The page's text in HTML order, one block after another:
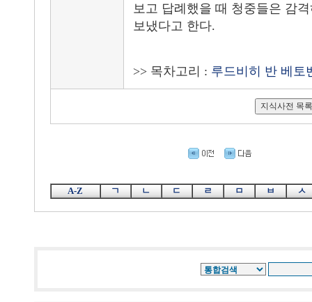
보고 답례했을 때 청중들은 감
보냈다고 한다.
>> 목차고리 : 루드비히 반 베토
A-Z ㄱ ㄴ ㄷ ㄹ ㅁ ㅂ ㅅ